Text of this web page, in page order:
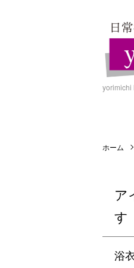
yorimichi
ホーム
ア
す
浴